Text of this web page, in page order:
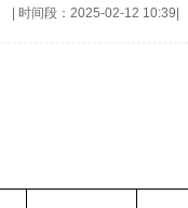
时间段：2025-02-12 10:39